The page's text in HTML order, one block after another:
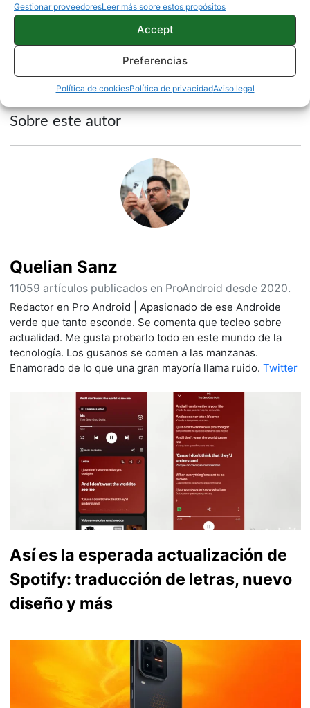
Gestionar proveedoresLeer más sobre estos propósitos
Accept
Preferencias
Política de cookiesPolítica de privacidadAviso legal
Fuente | Slashleaks
Sobre este autor
Quelian Sanz
11059 artículos publicados en ProAndroid desde 2020.
Redactor en Pro Android | Apasionado de ese Androide
verde que tanto esconde. Se comenta que tecleo sobre
actualidad. Me gusta probarlo todo en este mundo de la
tecnología. Los gusanos se comen a las manzanas.
Enamorado de lo que una gran mayoría llama ruido. Twitter
Así es la esperada actualización de
Spotify: traducción de letras, nuevo
diseño y más